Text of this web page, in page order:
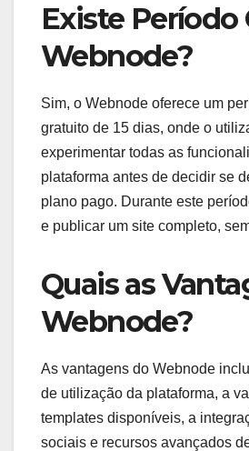
Existe Período
Webnode?
Sim, o Webnode oferece um
gratuito de 15 dias, onde o
experimentar todas as
plataforma antes de decidir se
plano pago. Durante este
e publicar um site completo,
Quais as
Webnode?
As vantagens do Webnode
de utilização da plataforma, a
templates disponíveis, a
sociais e recursos avançados